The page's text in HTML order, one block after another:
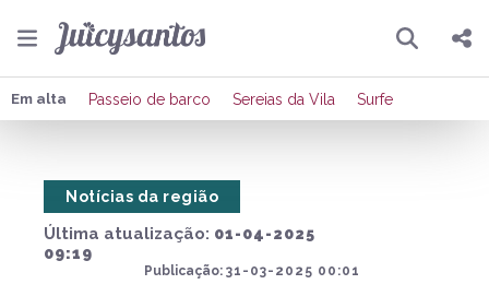
Pesquisar
Compartilhar
Em alta Passeio de barco Sereias da Vila Surfe
Última atualização: 01-04-2025
09:19
Publicação: 31-03-2025 00:01
Notícias da região